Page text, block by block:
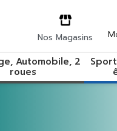
Nos Magasins
Automobile, 2
roues